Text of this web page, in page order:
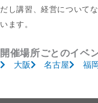
だし講習、経営について
います。
開催場所ごとのイベ
大阪 名古屋 福岡